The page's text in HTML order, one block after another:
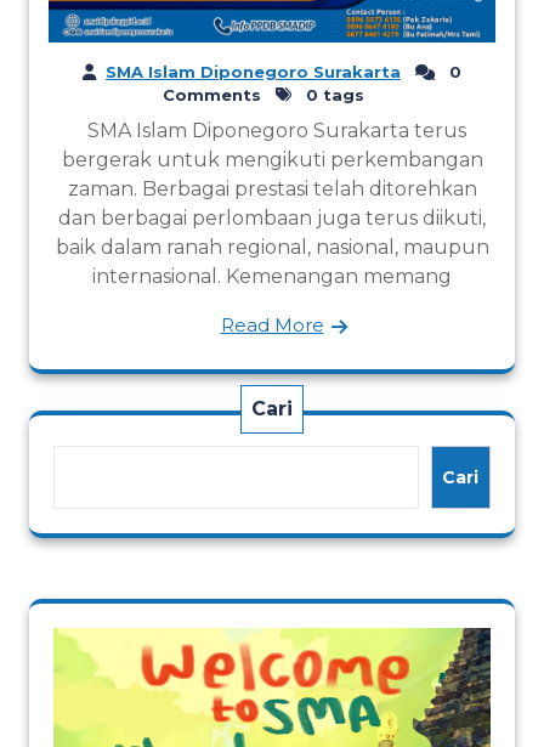
SMA Islam Diponegoro Surakarta
0
Comments
0 tags
SMA Islam Diponegoro Surakarta terus
bergerak untuk mengikuti perkembangan
zaman. Berbagai prestasi telah ditorehkan
dan berbagai perlombaan juga terus diikuti,
baik dalam ranah regional, nasional, maupun
internasional. Kemenangan memang
Read More
Cari
Cari